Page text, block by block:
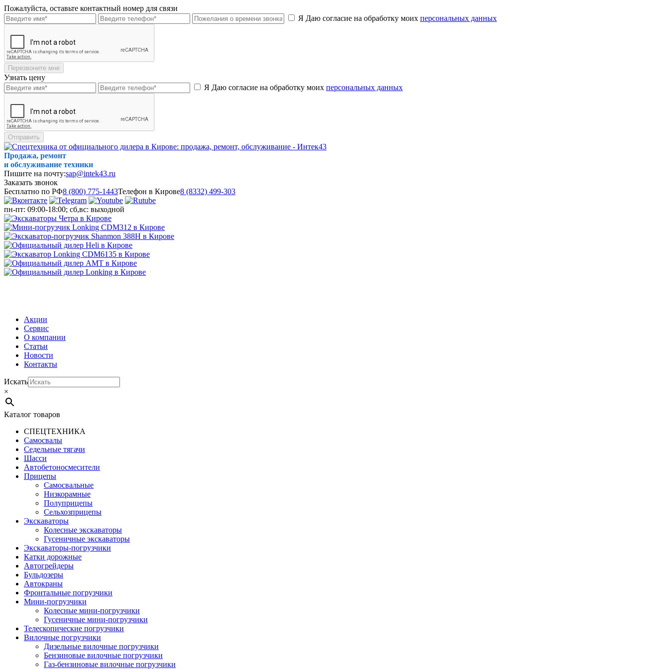
Пожалуйста, оставьте контактный номер для связи
Я Даю согласие на обработку моих персональных данных
Перезвоните мне
Узнать цену
Я Даю согласие на обработку моих персональных данных
Отправить
Продажа, ремонт
и обслуживание техники
Пишите на почту:sap@intek43.ru
Заказать звонок
Бесплатно по РФ8 (800) 775-1443Телефон в Кирове8 (8332) 499-303
пн-пт: 09:00-18:00; сб,вс: выходной
Акции
Сервис
О компании
Статьи
Новости
Контакты
Искать
×
Каталог товаров
СПЕЦТЕХНИКА
Самосвалы
Седельные тягачи
Шасси
Автобетоно­смесители
Прицепы
Самосвальные
Низкорамные
Полуприцепы
Сельхозприцепы
Экскаваторы
Колесные экскаваторы
Гусеничные экскаваторы
Экскаваторы-погрузчики
Катки дорожные
Автогрейдеры
Бульдозеры
Автокраны
Фронтальные погрузчики
Мини-погрузчики
Колесные мини-погрузчики
Гусеничные мини-погрузчики
Телескопические погрузчики
Вилочные погрузчики
Дизельные вилочные погрузчики
Бензиновые вилочные погрузчики
Газ-бензиновые вилочные погрузчики